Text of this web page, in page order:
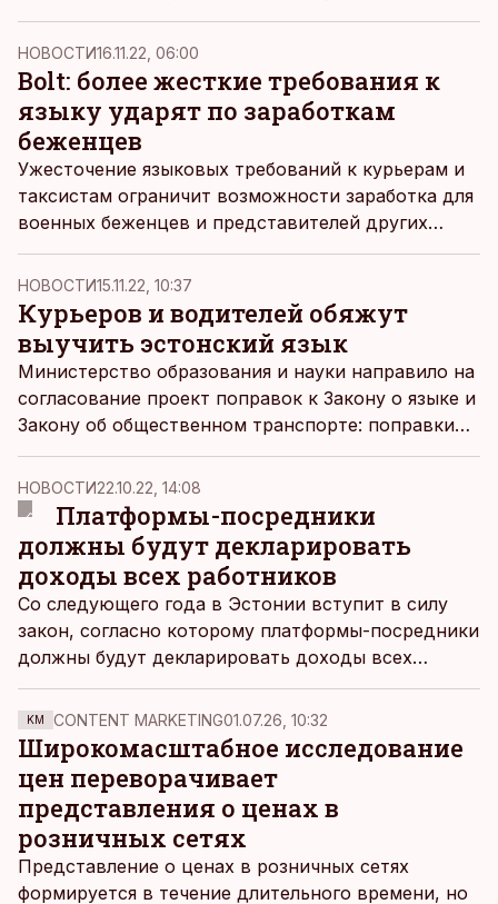
нового закона администраторам платформ-
посредников придется предоставлять все данные
о поставщиках услуг и полученных ими доходах в
Налогово-таможенный департамент.
НОВОСТИ16.11.22, 06:00
Bolt: более жесткие требования к
языку ударят по заработкам
беженцев
Ужесточение языковых требований к курьерам и
таксистам ограничит возможности заработка для
военных беженцев и представителей других
социально уязвимых групп, отмечает
представитель платформы Bolt.
НОВОСТИ15.11.22, 10:37
Курьеров и водителей обяжут
выучить эстонский язык
Министерство образования и науки направило на
согласование проект поправок к Закону о языке и
Закону об общественном транспорте: поправки
затрагивают языковые требования к работникам,
регулирование аудиорекламы, использование
иностранных торговых знаков и язык
делопроизводства в государственных
учреждениях.
НОВОСТИ22.10.22, 14:08
Платформы-посредники
должны будут декларировать
доходы всех работников
Со следующего года в Эстонии вступит в силу
закон, согласно которому платформы-посредники
должны будут декларировать доходы всех
работников и поставщиков услуг: таким
компаниям, как AirBnB, Amazon, Bolt, Uber,
Booking.com придется предоставлять в Налогово-
таможенный департамент информацию о
продавцах и поставщиках услуг, работающих на
этих платформах, а также о доходах, которые они
получают.
KM CONTENT MARKETING01.07.26, 10:32
Широкомасштабное исследование
цен переворачивает
представления о ценах в
розничных сетях
Представление о ценах в розничных сетях
формируется в течение длительного времени, но